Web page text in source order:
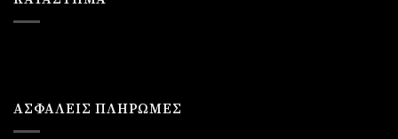
ΑΣΦΑΛΕΙΣ ΠΛΗΡΩΜΕΣ